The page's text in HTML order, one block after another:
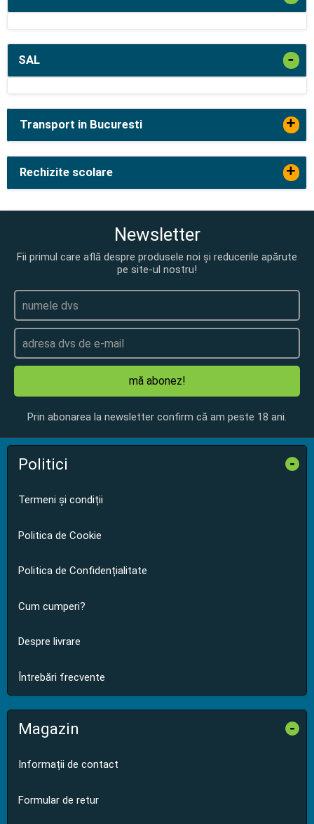
SAL -
Transport in Bucuresti +
Rechizite scolare +
Newsletter
Fii primul care află despre produsele noi și reducerile apărute
pe site-ul nostru!
mă abonez!
Prin abonarea la newsletter confirm că am peste 18 ani.
Politici -
Termeni și condiții
Politica de Cookie
Politica de Confidențialitate
Cum cumperi?
Despre livrare
Întrebări frecvente
Magazin -
Informații de contact
Formular de retur